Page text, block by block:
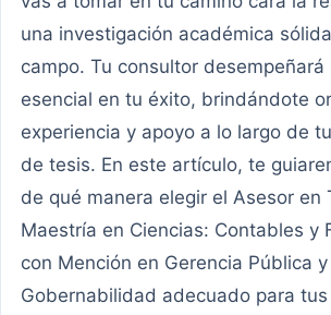
una investigación académica
campo. Tu consultor desempeñará
esencial en tu éxito, brindándote
experiencia y apoyo a lo largo de
de tesis. En este artículo, te
de qué manera elegir el Asesor en
Maestría en Ciencias: Contables y
con Mención en Gerencia Pública y
Gobernabilidad adecuado para tus